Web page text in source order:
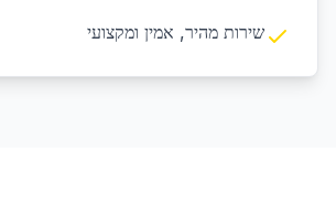
שירות מהיר, אמין ומקצועי